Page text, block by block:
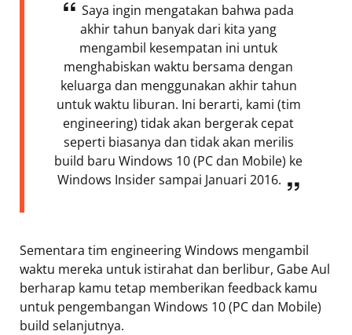
Saya ingin mengatakan bahwa pada
akhir tahun banyak dari kita yang
mengambil kesempatan ini untuk
menghabiskan waktu bersama dengan
keluarga dan menggunakan akhir tahun
untuk waktu liburan. Ini berarti, kami (tim
engineering) tidak akan bergerak cepat
seperti biasanya dan tidak akan merilis
build baru Windows 10 (PC dan Mobile) ke
Windows Insider sampai Januari 2016.
Sementara tim engineering Windows mengambil
waktu mereka untuk istirahat dan berlibur, Gabe Aul
berharap kamu tetap memberikan feedback kamu
untuk pengembangan Windows 10 (PC dan Mobile)
build selanjutnya.